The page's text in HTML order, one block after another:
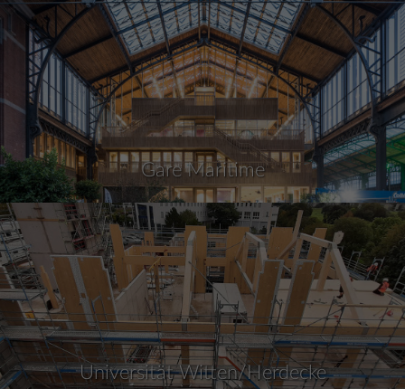
Gare Maritime
Universität Witten/Herdecke